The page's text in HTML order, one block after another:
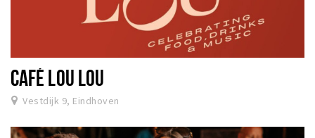
CAFÉ LOU LOU
Vestdijk 9, Eindhoven